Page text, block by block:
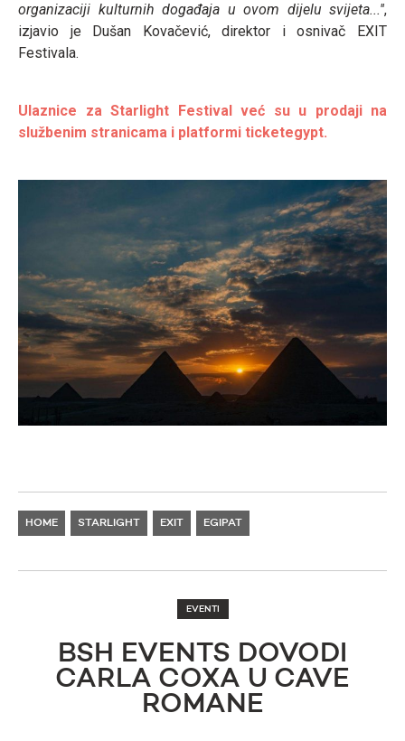
organizaciji kulturnih događaja u ovom dijelu svijeta...'',
izjavio je Dušan Kovačević, direktor i osnivač EXIT
Festivala.
Ulaznice za Starlight Festival već su u prodaji na
službenim stranicama i platformi ticketegypt.
HOME STARLIGHT EXIT EGIPAT
EVENTI
BSH EVENTS DOVODI
CARLA COXA U CAVE
ROMANE